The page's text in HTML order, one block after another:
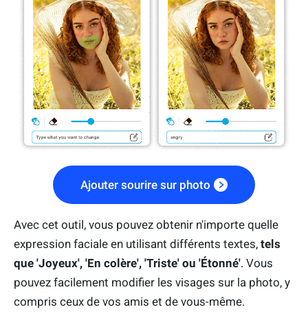
Ajouter sourire sur photo
Avec cet outil, vous pouvez obtenir n'importe quelle
expression faciale en utilisant différents textes, tels
que 'Joyeux', 'En colère', 'Triste' ou 'Étonné'. Vous
pouvez facilement modifier les visages sur la photo, y
compris ceux de vos amis et de vous-même.